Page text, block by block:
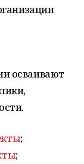
осваивают
;
;